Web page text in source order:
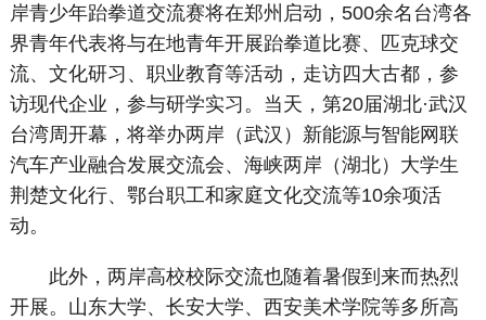
岸青少年跆拳道交流赛将在郑州启动，500余名台湾各
界青年代表将与在地青年开展跆拳道比赛、匹克球交
流、文化研习、职业教育等活动，走访四大古都，参
访现代企业，参与研学实习。当天，第20届湖北·武汉
台湾周开幕，将举办两岸（武汉）新能源与智能网联
汽车产业融合发展交流会、海峡两岸（湖北）大学生
荆楚文化行、鄂台职工和家庭文化交流等10余项活
动。
此外，两岸高校校际交流也随着暑假到来而热烈
开展。山东大学、长安大学、西安美术学院等多所高